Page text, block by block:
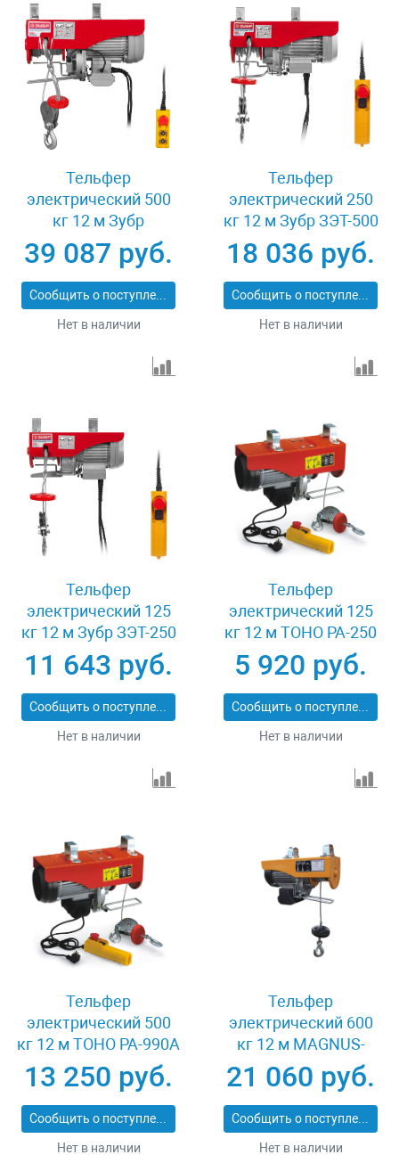
Тельфер
электрический 500
кг 12 м Зубр
ЗЭТ-1000
39 087 руб.
Сообщить о поступлении
Нет в наличии
Тельфер
электрический 250
кг 12 м Зубр ЗЭТ-500
18 036 руб.
Сообщить о поступлении
Нет в наличии
Тельфер
электрический 125
кг 12 м Зубр ЗЭТ-250
11 643 руб.
Сообщить о поступлении
Нет в наличии
Тельфер
электрический 125
кг 12 м TOHO РА-250
5 920 руб.
Сообщить о поступлении
Нет в наличии
Тельфер
электрический 500
кг 12 м TOHO РА-990A
13 250 руб.
Сообщить о поступлении
Нет в наличии
Тельфер
электрический 600
кг 12 м MAGNUS-
PROFI МЕН-600/1200
21 060 руб.
Сообщить о поступлении
Нет в наличии